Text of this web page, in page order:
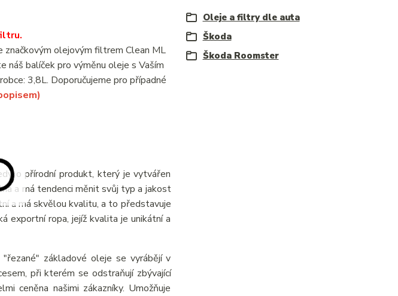
značkovým olejovým filtrem Clean ML
náš balíček pro výměnu oleje s Vaším
3,8L. Doporučujeme pro případné
o přírodní produkt, který je vytvářen
a má tendenci měnit svůj typ a jakost
a má skvělou kvalitu, a to představuje
exportní ropa, jejíž kvalita je unikátní a
základové oleje se vyrábějí v
při kterém se odstraňují zbývající
ceněna našimi zákazníky. Umožňuje
Oleje a filtry dle auta
Škoda
Škoda Roomster